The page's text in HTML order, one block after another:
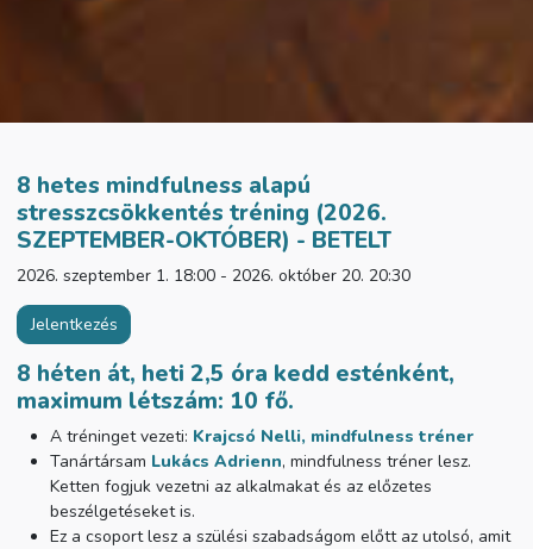
8 hetes mindfulness alapú
stresszcsökkentés tréning (2026.
SZEPTEMBER-OKTÓBER) - BETELT
2026. szeptember 1. 18:00 - 2026. október 20. 20:30
Jelentkezés
8 héten át, heti 2,5 óra kedd esténként,
maximum létszám: 10 fő.
A tréninget vezeti: Krajcsó Nelli, mindfulness tréner
Tanártársam Lukács Adrienn, mindfulness tréner lesz.
Ketten fogjuk vezetni az alkalmakat és az előzetes
beszélgetéseket is.
Ez a csoport lesz a szülési szabadságom előtt az utolsó, amit